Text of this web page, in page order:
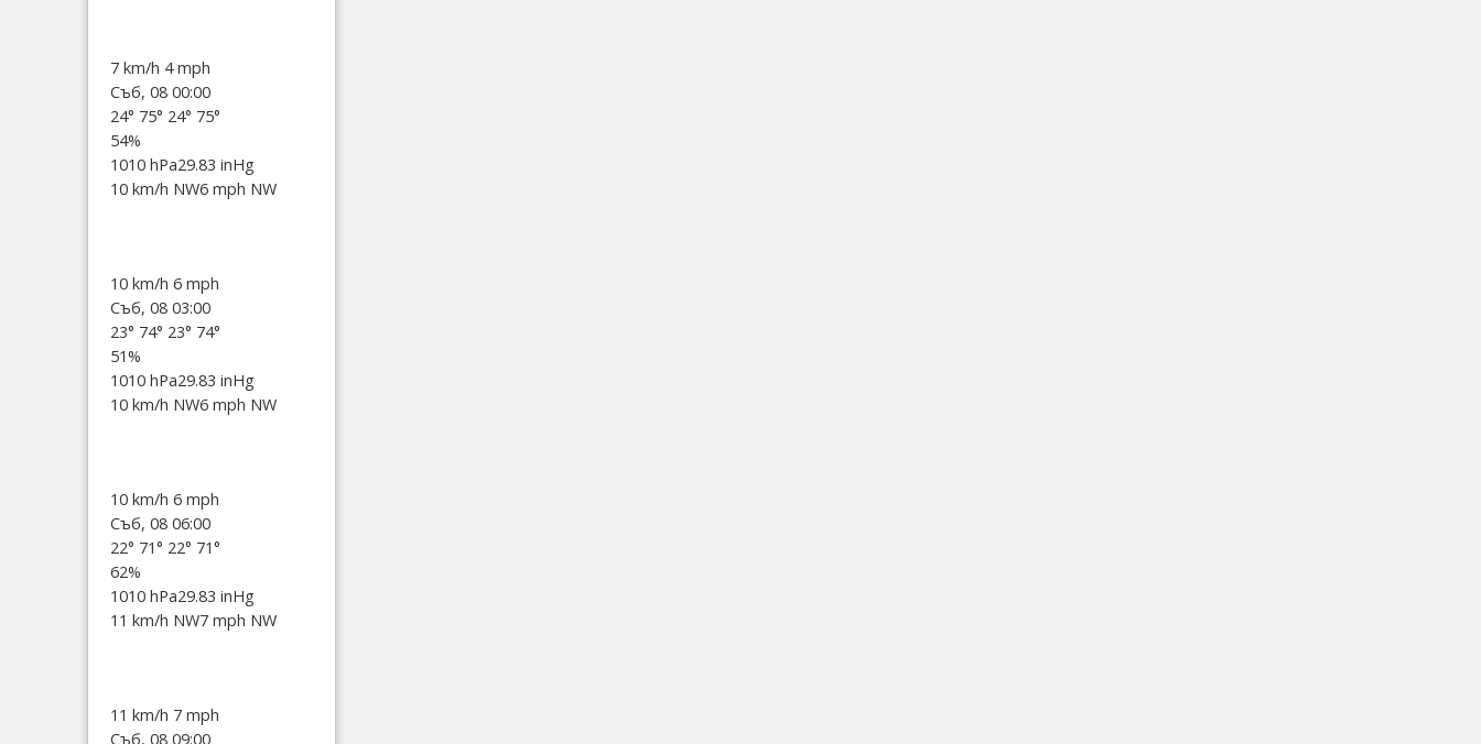
7 km/h 4 mph
Съб, 08 00:00
24° 75° 24° 75°
54%
1010 hPa29.83 inHg
10 km/h NW6 mph NW
10 km/h 6 mph
Съб, 08 03:00
23° 74° 23° 74°
51%
1010 hPa29.83 inHg
10 km/h NW6 mph NW
10 km/h 6 mph
Съб, 08 06:00
22° 71° 22° 71°
62%
1010 hPa29.83 inHg
11 km/h NW7 mph NW
11 km/h 7 mph
Съб, 08 09:00